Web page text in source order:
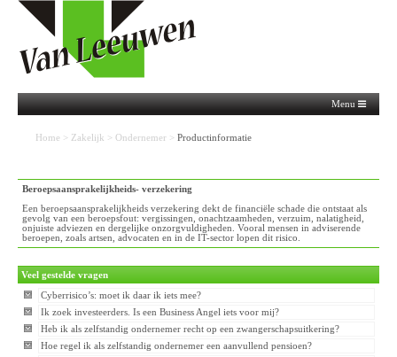
Menu
Home > Zakelijk > Ondernemer > Productinformatie
Beroepsaansprakelijkheids- verzekering
Een beroepsaansprakelijkheids verzekering dekt de financiële schade die ontstaat als
gevolg van een beroepsfout: vergissingen, onachtzaamheden, verzuim, nalatigheid,
onjuiste adviezen en dergelijke onzorgvuldigheden. Vooral mensen in adviserende
beroepen, zoals artsen, advocaten en in de IT-sector lopen dit risico.
Veel gestelde vragen
Cyberrisico’s: moet ik daar ik iets mee?
Ik zoek investeerders. Is een Business Angel iets voor mij?
Heb ik als zelfstandig ondernemer recht op een zwangerschapsuitkering?
Hoe regel ik als zelfstandig ondernemer een aanvullend pensioen?